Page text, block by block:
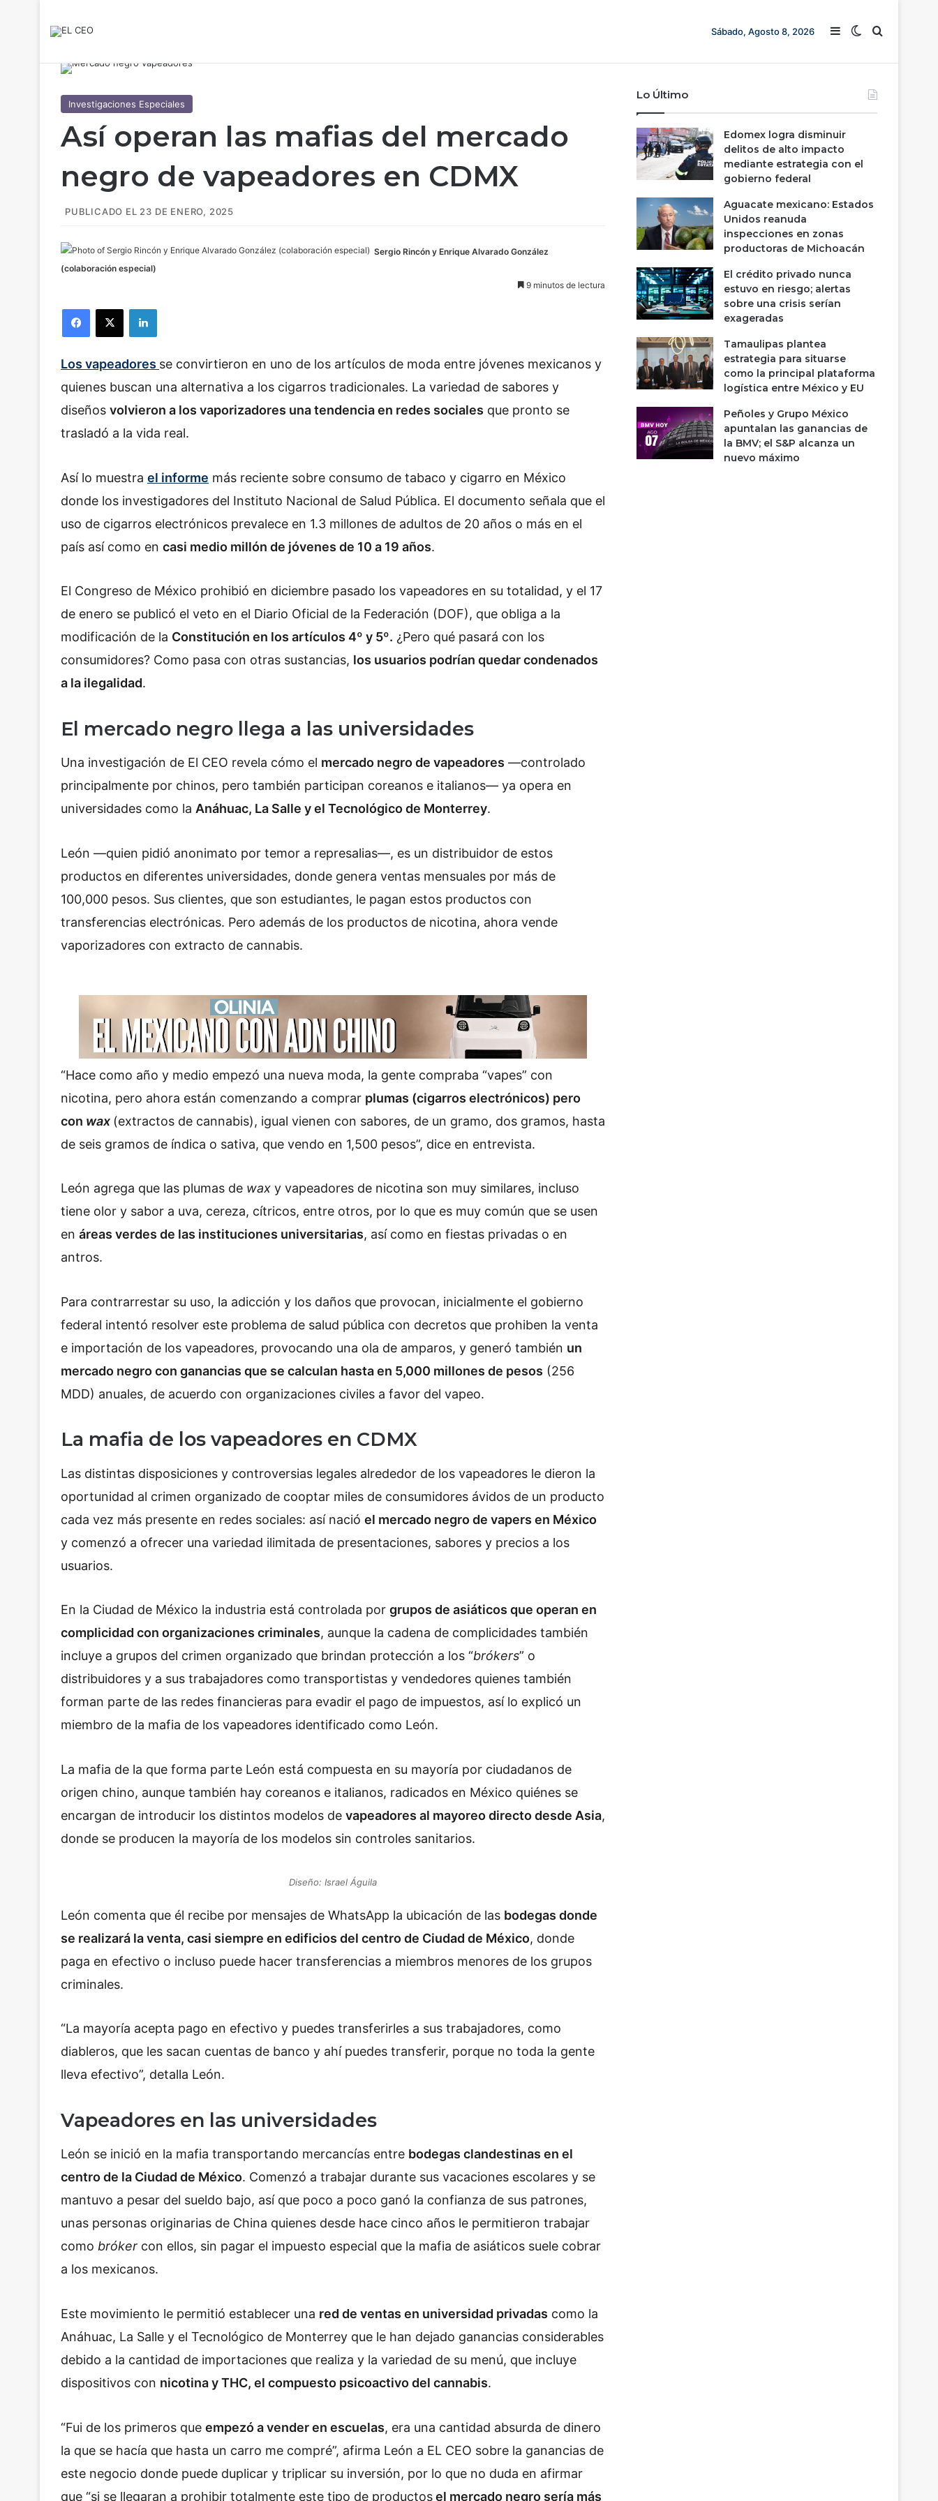
Sábado, Agosto 8, 2026 Barra lateral
Switch skin
Buscar
Investigaciones Especiales
Así operan las mafias del mercado
negro de vapeadores en CDMX
PUBLICADO EL 23 DE ENERO, 2025
Sergio Rincón y Enrique Alvarado González
(colaboración especial)
9 minutos de lectura
Los vapeadores se convirtieron en uno de los artículos de moda entre jóvenes mexicanos y
quienes buscan una alternativa a los cigarros tradicionales. La variedad de sabores y
diseños volvieron a los vaporizadores una tendencia en redes sociales que pronto se
trasladó a la vida real.
Así lo muestra el informe más reciente sobre consumo de tabaco y cigarro en México
donde los investigadores del Instituto Nacional de Salud Pública. El documento señala que el
uso de cigarros electrónicos prevalece en 1.3 millones de adultos de 20 años o más en el
país así como en casi medio millón de jóvenes de 10 a 19 años.
El Congreso de México prohibió en diciembre pasado los vapeadores en su totalidad, y el 17
de enero se publicó el veto en el Diario Oficial de la Federación (DOF), que obliga a la
modificación de la Constitución en los artículos 4º y 5º. ¿Pero qué pasará con los
consumidores? Como pasa con otras sustancias, los usuarios podrían quedar condenados
a la ilegalidad.
El mercado negro llega a las universidades
Una investigación de El CEO revela cómo el mercado negro de vapeadores —controlado
principalmente por chinos, pero también participan coreanos e italianos— ya opera en
universidades como la Anáhuac, La Salle y el Tecnológico de Monterrey.
León —quien pidió anonimato por temor a represalias—, es un distribuidor de estos
productos en diferentes universidades, donde genera ventas mensuales por más de
100,000 pesos. Sus clientes, que son estudiantes, le pagan estos productos con
transferencias electrónicas. Pero además de los productos de nicotina, ahora vende
vaporizadores con extracto de cannabis.
“Hace como año y medio empezó una nueva moda, la gente compraba “vapes” con
nicotina, pero ahora están comenzando a comprar plumas (cigarros electrónicos) pero
con wax (extractos de cannabis), igual vienen con sabores, de un gramo, dos gramos, hasta
de seis gramos de índica o sativa, que vendo en 1,500 pesos”, dice en entrevista.
León agrega que las plumas de wax y vapeadores de nicotina son muy similares, incluso
tiene olor y sabor a uva, cereza, cítricos, entre otros, por lo que es muy común que se usen
en áreas verdes de las instituciones universitarias, así como en fiestas privadas o en
antros.
Para contrarrestar su uso, la adicción y los daños que provocan, inicialmente el gobierno
federal intentó resolver este problema de salud pública con decretos que prohiben la venta
e importación de los vapeadores, provocando una ola de amparos, y generó también un
mercado negro con ganancias que se calculan hasta en 5,000 millones de pesos (256
MDD) anuales, de acuerdo con organizaciones civiles a favor del vapeo.
La mafia de los vapeadores en CDMX
Las distintas disposiciones y controversias legales alrededor de los vapeadores le dieron la
oportunidad al crimen organizado de cooptar miles de consumidores ávidos de un producto
cada vez más presente en redes sociales: así nació el mercado negro de vapers en México
y comenzó a ofrecer una variedad ilimitada de presentaciones, sabores y precios a los
usuarios.
En la Ciudad de México la industria está controlada por grupos de asiáticos que operan en
complicidad con organizaciones criminales, aunque la cadena de complicidades también
incluye a grupos del crimen organizado que brindan protección a los “brókers” o
distribuidores y a sus trabajadores como transportistas y vendedores quienes también
forman parte de las redes financieras para evadir el pago de impuestos, así lo explicó un
miembro de la mafia de los vapeadores identificado como León.
La mafia de la que forma parte León está compuesta en su mayoría por ciudadanos de
origen chino, aunque también hay coreanos e italianos, radicados en México quiénes se
encargan de introducir los distintos modelos de vapeadores al mayoreo directo desde Asia,
donde se producen la mayoría de los modelos sin controles sanitarios.
Diseño: Israel Águila
León comenta que él recibe por mensajes de WhatsApp la ubicación de las bodegas donde
se realizará la venta, casi siempre en edificios del centro de Ciudad de México, donde
paga en efectivo o incluso puede hacer transferencias a miembros menores de los grupos
criminales.
“La mayoría acepta pago en efectivo y puedes transferirles a sus trabajadores, como
diableros, que les sacan cuentas de banco y ahí puedes transferir, porque no toda la gente
lleva efectivo”, detalla León.
Vapeadores en las universidades
León se inició en la mafia transportando mercancías entre bodegas clandestinas en el
centro de la Ciudad de México. Comenzó a trabajar durante sus vacaciones escolares y se
mantuvo a pesar del sueldo bajo, así que poco a poco ganó la confianza de sus patrones,
unas personas originarias de China quienes desde hace cinco años le permitieron trabajar
como bróker con ellos, sin pagar el impuesto especial que la mafia de asiáticos suele cobrar
a los mexicanos.
Este movimiento le permitió establecer una red de ventas en universidad privadas como la
Anáhuac, La Salle y el Tecnológico de Monterrey que le han dejado ganancias considerables
debido a la cantidad de importaciones que realiza y la variedad de su menú, que incluye
dispositivos con nicotina y THC, el compuesto psicoactivo del cannabis.
“Fui de los primeros que empezó a vender en escuelas, era una cantidad absurda de dinero
la que se hacía que hasta un carro me compré”, afirma León a EL CEO sobre la ganancias de
este negocio donde puede duplicar y triplicar su inversión, por lo que no duda en afirmar
que “si se llegaran a prohibir totalmente este tipo de productosel mercado negro sería más
Lo Último
Edomex logra disminuir
delitos de alto impacto
mediante estrategia con el
gobierno federal
Aguacate mexicano: Estados
Unidos reanuda
inspecciones en zonas
productoras de Michoacán
El crédito privado nunca
estuvo en riesgo; alertas
sobre una crisis serían
exageradas
Tamaulipas plantea
estrategia para situarse
como la principal plataforma
logística entre México y EU
Peñoles y Grupo México
apuntalan las ganancias de
la BMV; el S&P alcanza un
nuevo máximo